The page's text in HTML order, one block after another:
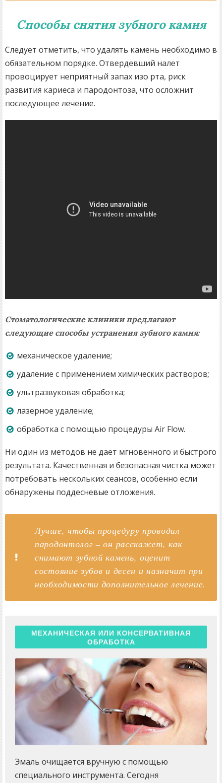
Способы снятия зубного камня
Следует отметить, что удалять камень необходимо в
обязательном порядке. Отвердевший налет
провоцирует неприятный запах изо рта, риск
развития кариеса и пародонтоза, что осложнит
последующее лечение.
Стоматологические клиники предлагают
следующие способы устранения зубного камня:
механическое удаление;
удаление с применением химических растворов;
ультразвуковая обработка;
лазерное удаление;
обработка с помощью процедуры Air Flow.
Ни один из методов не дает мгновенного и быстрого
результата. Качественная и безопасная чистка может
потребовать нескольких сеансов, особенно если
обнаружены поддесневые отложения.
Лучше, чтобы процедуру проводил
пародонтолог – он расскажет, как
снимают зубной камень, оценит
состояние зубов и десен и назначит при
необходимости дополнительное лечение.
МЕХАНИЧЕСКАЯ ИЛИ КОНСЕРВАТИВНАЯ
ОБРАБОТКА
Эмаль очищается вручную с помощью
специального инструмента. Сегодня